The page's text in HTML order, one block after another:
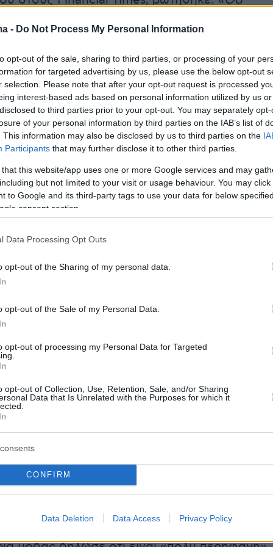
- Do Not Process My Personal Information
opt-out of the sale, sharing to third parties, or processing of your
for targeted advertising by us, please use the below opt-out
selection. Please note that after your opt-out request is processed
interest-based ads based on personal information utilized by us
to third parties prior to your opt-out. You may separately
of your personal information by third parties on the IAB’s list of
This information may also be disclosed by us to third parties on the
Participants that may further disclose it to other third parties.
that this website/app uses one or more Google services and may
but not limited to your visit or usage behaviour. You may
to Google and its third-party tags to use your data for below
consent section.
Data Processing Opt Outs
opt-out of the Sharing of my personal data.
opt-out of the Sale of my Personal Data.
opt-out of processing my Personal Data for Targeted
opt-out of Collection, Use, Retention, Sale, and/or Sharing
Data that Is Unrelated with the Purposes for which it
CONFIRM
Data Deletion Data Access Privacy Policy
«Ποτέ δεν θα έλεγα ποτέ και μου
αν και ποτέ δεν θα έλεγα ποτέ».
σημείωσε:«Είμαι πολύ ενθουσιασμένη,
είδηση, το κατάστημά μου στο
υπάρχει ενδιαφέρον, οπότε ετοιμαζόμαστε να
Νέα Υόρκη και στο Μαϊάμι. Για εμένα, μέχρι
κατάστημα στη Νέα Υόρκη και στο Μαϊάμι,
στο online, αλλά θέλω να μπορώ να ελέγχω
από τη στιγμή που ο πελάτης μπαίνει στο
reveals she's open to selling her fashion
20-year journey to be taken seriously as a
but insists she won't be making a return to singing
'passed the baton onto talented son Cruz'
Celebrity (@DailyMailCeleb)
τα μελλοντικά της σχέδια, ανέφερε:
στη συνέχεια. Είμαι πολύ τυχερή. Χτίζω ένα
Υπάρχουν κατηγορίες στις οποίες
ακόμη, οπότε βλέπουμε μια μεγάλη
καιρό διορθώνοντας πράγματα και τώρα
της ανάπτυξης. Θέλω να χτίσω τον οίκο».